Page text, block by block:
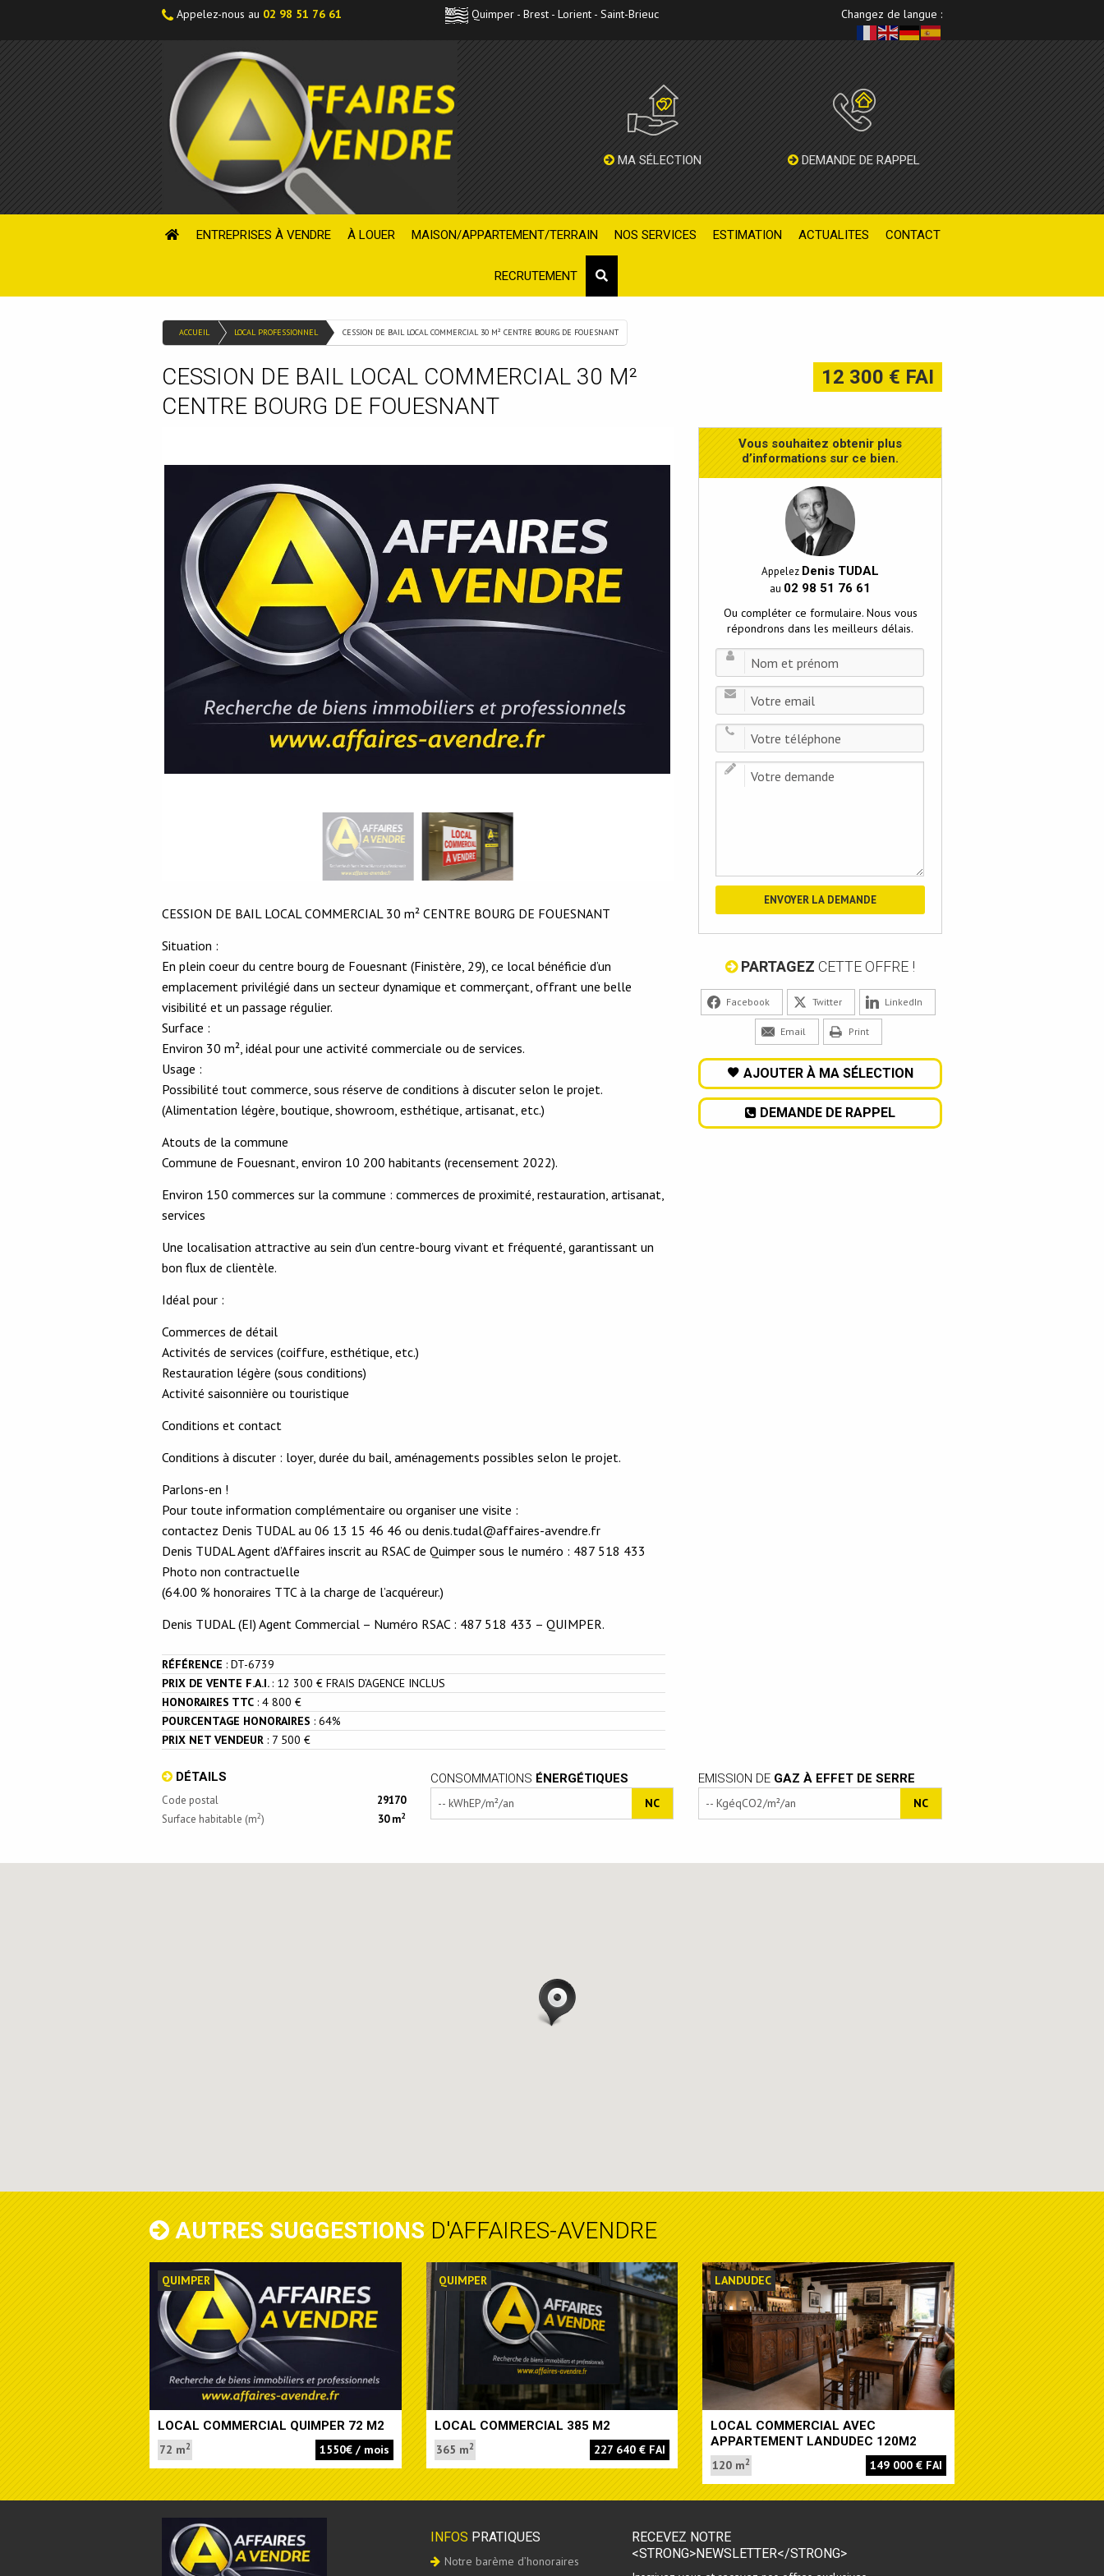
Appelez-nous au 02 98 51 76 61 Quimper - Brest - Lorient - Saint-Brieuc Changez de langue :
MA SÉLECTION DEMANDE DE RAPPEL
ENTREPRISES À VENDRE À LOUER MAISON/APPARTEMENT/TERRAIN NOS SERVICES ESTIMATION ACTUALITES CONTACT
RECRUTEMENT
ACCUEIL LOCAL PROFESSIONNEL CESSION DE BAIL LOCAL COMMERCIAL 30 M² CENTRE BOURG DE FOUESNANT
CESSION DE BAIL LOCAL COMMERCIAL 30 M²
CENTRE BOURG DE FOUESNANT
12 300 € FAI
CESSION DE BAIL LOCAL COMMERCIAL 30 m² CENTRE BOURG DE FOUESNANT
Situation :
En plein coeur du centre bourg de Fouesnant (Finistère, 29), ce local bénéficie d’un
emplacement privilégié dans un secteur dynamique et commerçant, offrant une belle
visibilité et un passage régulier.
Surface :
Environ 30 m², idéal pour une activité commerciale ou de services.
Usage :
Possibilité tout commerce, sous réserve de conditions à discuter selon le projet.
(Alimentation légère, boutique, showroom, esthétique, artisanat, etc.)
Atouts de la commune
Commune de Fouesnant, environ 10 200 habitants (recensement 2022).
Environ 150 commerces sur la commune : commerces de proximité, restauration, artisanat,
services
Une localisation attractive au sein d’un centre-bourg vivant et fréquenté, garantissant un
bon flux de clientèle.
Idéal pour :
Commerces de détail
Activités de services (coiffure, esthétique, etc.)
Restauration légère (sous conditions)
Activité saisonnière ou touristique
Conditions et contact
Conditions à discuter : loyer, durée du bail, aménagements possibles selon le projet.
Parlons-en !
Pour toute information complémentaire ou organiser une visite :
contactez Denis TUDAL au 06 13 15 46 46 ou denis.tudal@affaires-avendre.fr
Denis TUDAL Agent d’Affaires inscrit au RSAC de Quimper sous le numéro : 487 518 433
Photo non contractuelle
(64.00 % honoraires TTC à la charge de l’acquéreur.)
Denis TUDAL (EI) Agent Commercial – Numéro RSAC : 487 518 433 – QUIMPER.
RÉFÉRENCE : DT-6739
PRIX DE VENTE F.A.I. : 12 300 € FRAIS D’AGENCE INCLUS
HONORAIRES TTC : 4 800 €
POURCENTAGE HONORAIRES : 64%
PRIX NET VENDEUR : 7 500 €
Vous souhaitez obtenir plus
d’informations sur ce bien.
Appelez Denis TUDAL
au 02 98 51 76 61
Ou compléter ce formulaire. Nous vous
répondrons dans les meilleurs délais.
PARTAGEZ CETTE OFFRE !
Facebook Twitter LinkedIn
Email Print
AJOUTER À MA SÉLECTION
DEMANDE DE RAPPEL
DÉTAILS
Code postal
29170
Surface habitable (m2) 30 m2
CONSOMMATIONS ÉNERGÉTIQUES
-- kWhEP/m²/an
NC
EMISSION DE GAZ À EFFET DE SERRE
-- KgéqCO2/m²/an
NC
AUTRES SUGGESTIONS D'AFFAIRES-AVENDRE
QUIMPER
LOCAL COMMERCIAL QUIMPER 72 M2
72 m2 1550€ / mois
QUIMPER
LOCAL COMMERCIAL 385 M2
365 m2 227 640 € FAI
LANDUDEC
LOCAL COMMERCIAL AVEC
APPARTEMENT LANDUDEC 120M2
120 m2 149 000 € FAI
INFOS PRATIQUES
Notre barème d’honoraires
RECEVEZ NOTRE
<STRONG>NEWSLETTER</STRONG>